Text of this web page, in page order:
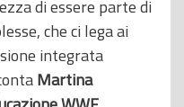
di essere parte di
che ci lega ai
integrata
Martina